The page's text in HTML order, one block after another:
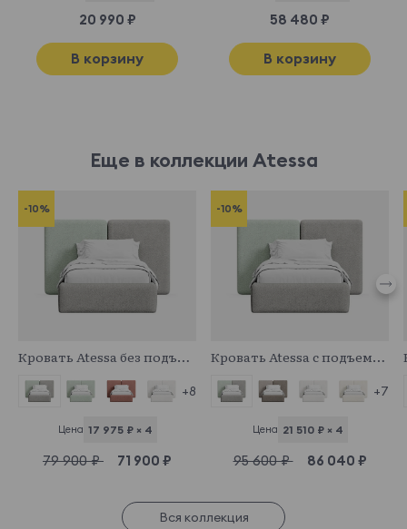
20 990 ₽
В корзину
58 480 ₽
В корзину
Еще в коллекции Atessa
-10%
Кровать Atessa без подъемного механизма
+8
Цена 17 975 ₽ × 4
79 900 ₽ 71 900 ₽
-10%
Кровать Atessa с подъемным механизмом
+7
Цена 21 510 ₽ × 4
95 600 ₽ 86 040 ₽
Вся коллекция